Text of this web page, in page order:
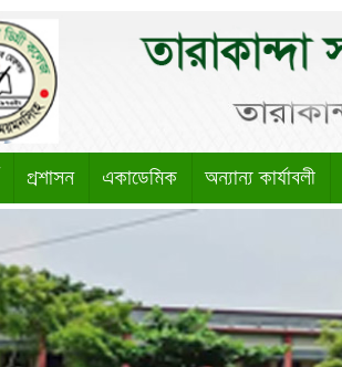
প্রশাসন একাডেমিক অন্যান্য কার্যাবলী